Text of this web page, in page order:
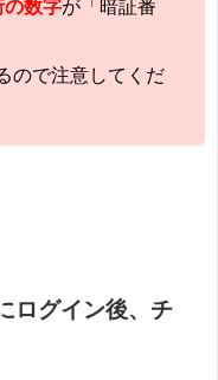
の数字が「暗証番
ので注意してくだ
ログイン後、チ